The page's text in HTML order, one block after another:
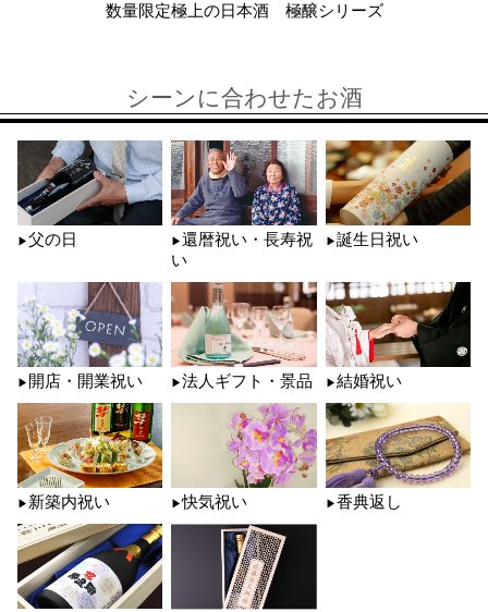
数量限定極上の日本酒 極醸シリーズ
シーンに合わせたお酒
父の日
還暦祝い・長寿祝
い
誕生日祝い
開店・開業祝い 法人ギフト・景品 結婚祝い
新築内祝い 快気祝い 香典返し